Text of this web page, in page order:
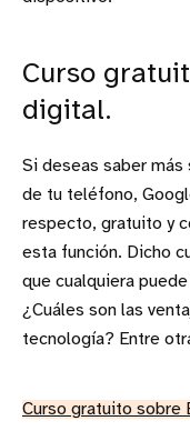
Curso
digital.
Si deseas saber
de tu teléfono,
respecto, gratuito y
esta función. Dicho
que cualquiera
¿Cuáles son las
tecnología? Entre
Curso gratuito sobre